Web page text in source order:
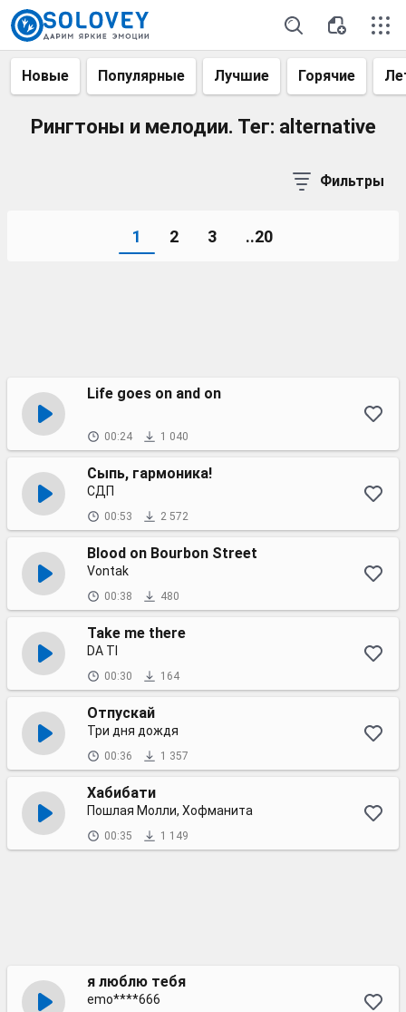
Новые Популярные Лучшие Горячие
Рингтоны и мелодии. Тег: alternative
Фильтры
1 2 3 ..20
Life goes on and on
00:24 1 040
Сыпь, гармоника!
СДП
00:53 2 572
Blood on Bourbon Street
Vontak
00:38 480
Take me there
DA TI
00:30 164
Отпускай
Три дня дождя
00:36 1 357
Хабибати
Пошлая Молли, Хофманита
00:35 1 149
я люблю тебя
emo****666